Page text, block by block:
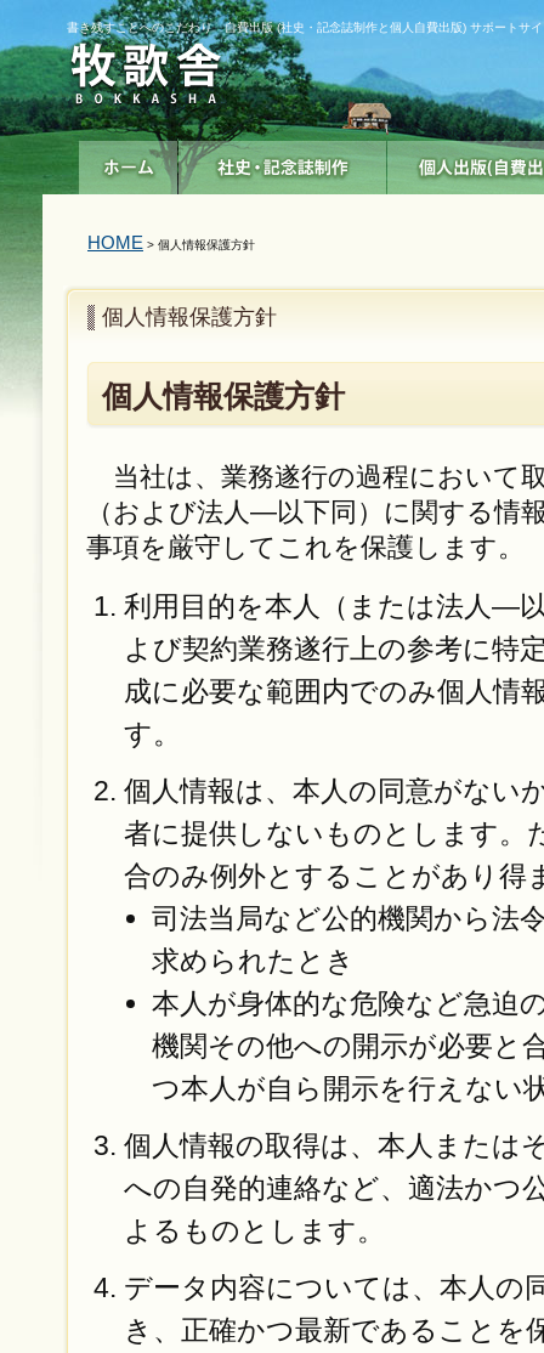
書き残すことへのこだわり 自費出版 (社史・記念誌制作と個人自費出版) サポートサ
HOME > 個人情報保護方針
個人情報保護方針
個人情報保護方針
当社は、業務遂行の過程において
（および法人—以下同）に関する情
事項を厳守してこれを保護します。
利用目的を本人（または法人—
よび契約業務遂行上の参考に特
成に必要な範囲内でのみ個人情
す。
個人情報は、本人の同意がない
者に提供しないものとします。
合のみ例外とすることがあり得
司法当局など公的機関から法
求められたとき
本人が身体的な危険など急迫
機関その他への開示が必要と
つ本人が自ら開示を行えない
個人情報の取得は、本人または
への自発的連絡など、適法かつ
よるものとします。
データ内容については、本人の
き、正確かつ最新であることを